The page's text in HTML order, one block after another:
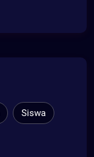
Siswa